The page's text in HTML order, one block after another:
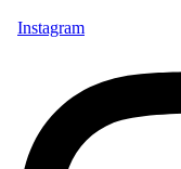
Instagram